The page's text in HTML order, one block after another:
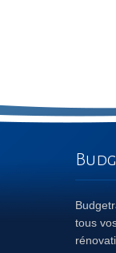
tous